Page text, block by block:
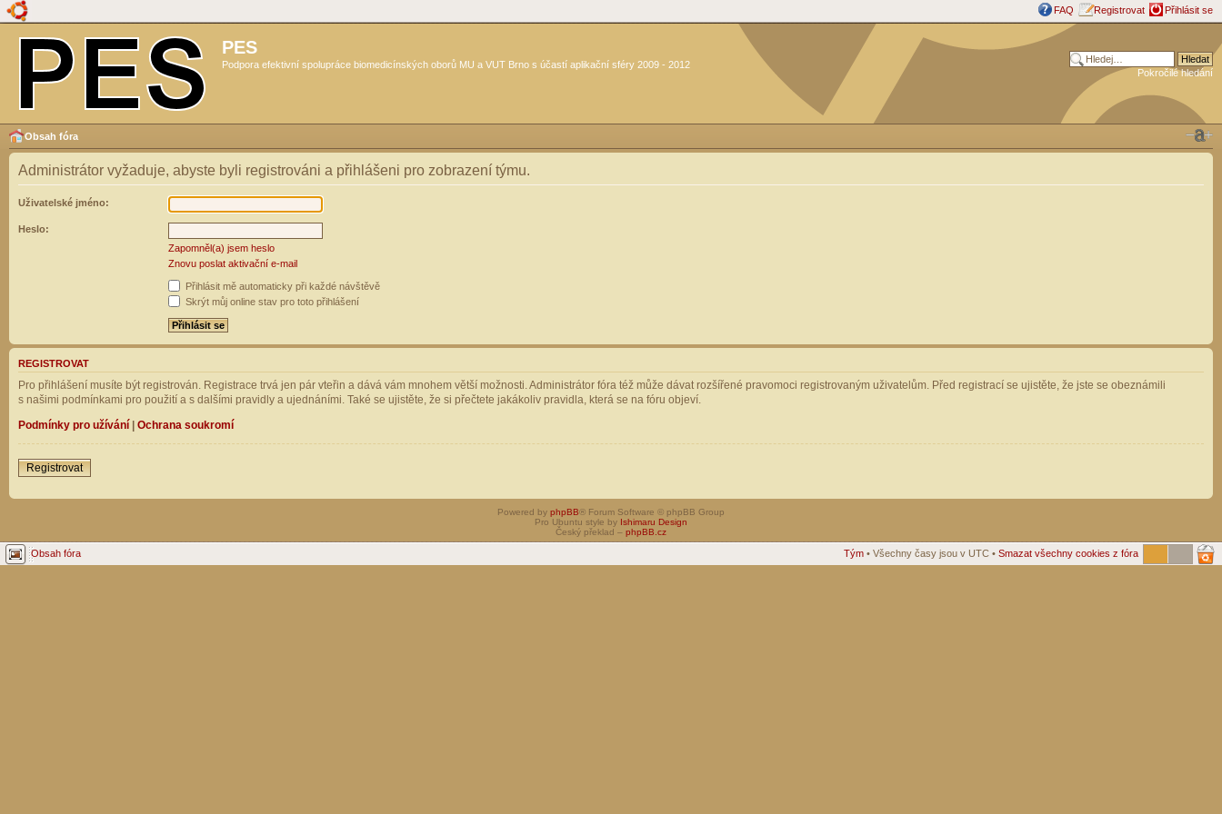
FAQ Registrovat Přihlásit se
PES
Podpora efektivní spolupráce biomedicínských oborů MU a VUT Brno s účastí aplikační sféry 2009 - 2012
Pokročilé hledání
Obsah fóra
Administrátor vyžaduje, abyste byli registrováni a přihlášeni pro zobrazení týmu.
Uživatelské jméno:
Heslo:
Zapomněl(a) jsem heslo
Znovu poslat aktivační e-mail
Přihlásit mě automaticky při každé návštěvě
Skrýt můj online stav pro toto přihlášení
REGISTROVAT
Pro přihlášení musíte být registrován. Registrace trvá jen pár vteřin a dává vám mnohem větší možnosti. Administrátor fóra též může dávat rozšířené pravomoci registrovaným uživatelům. Před registrací se ujistěte, že jste se obeznámili
s našimi podmínkami pro použití a s dalšími pravidly a ujednáními. Také se ujistěte, že si přečtete jakákoliv pravidla, která se na fóru objeví.
Podmínky pro užívání | Ochrana soukromí
Registrovat
Powered by phpBB® Forum Software © phpBB Group
Pro Ubuntu style by Ishimaru Design
Český překlad – phpBB.cz
Obsah fóra Tým • Všechny časy jsou v UTC • Smazat všechny cookies z fóra